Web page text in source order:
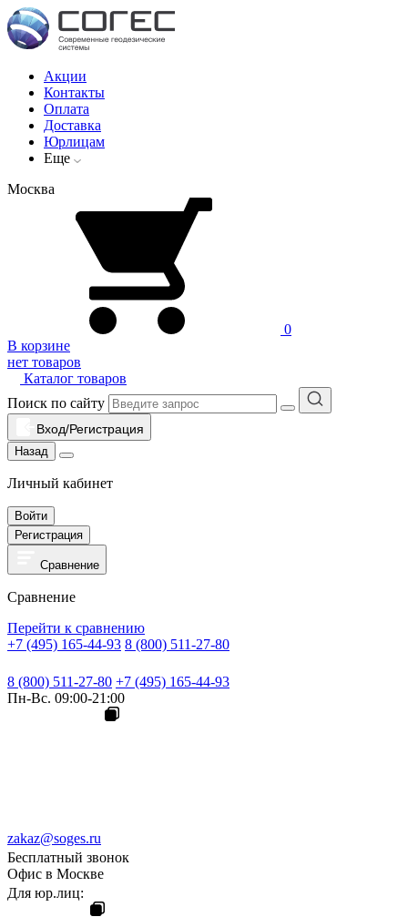
Акции
Контакты
Оплата
Доставка
Юрлицам
Еще
Москва
0
В корзине
нет товаров
Каталог товаров
Поиск по сайту
Вход/Регистрация
Назад
Личный кабинет
Войти
Регистрация
Сравнение
Сравнение
Перейти к сравнению
+7 (495) 165-44-93 8 (800) 511-27-80
8 (800) 511-27-80 +7 (495) 165-44-93
Пн-Вс. 09:00-21:00
zakaz@soges.ru
Бесплатный звонок
Офис в Москве
Для юр.лиц: